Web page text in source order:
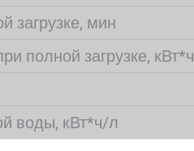
загрузке, мин
полной загрузке, кВт*ч
воды, кВт*ч/л